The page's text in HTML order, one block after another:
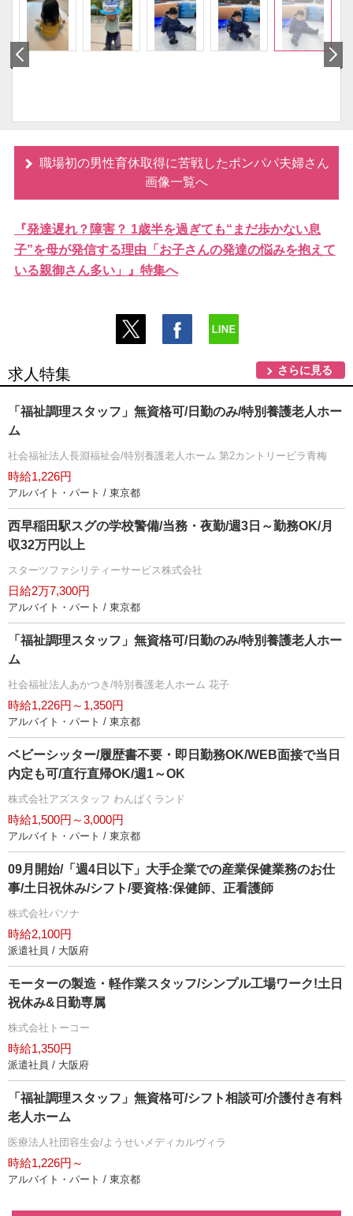
職場初の男性育休取得に苦戦したポンパパ夫婦さん
画像一覧へ
『発達遅れ？障害？ 1歳半を過ぎても“まだ歩かない息
子”を母が発信する理由「お子さんの発達の悩みを抱えて
いる親御さん多い」』特集へ
求人特集 さらに見る
「福祉調理スタッフ」無資格可/日勤のみ/特別養護老人ホー
ム
社会福祉法人長淵福祉会/特別養護老人ホーム 第2カントリービラ青梅
時給1,226円
アルバイト・パート / 東京都
西早稲田駅スグの学校警備/当務・夜勤/週3日～勤務OK/月
収32万円以上
スターツファシリティーサービス株式会社
日給2万7,300円
アルバイト・パート / 東京都
「福祉調理スタッフ」無資格可/日勤のみ/特別養護老人ホー
ム
社会福祉法人あかつき/特別養護老人ホーム 花子
時給1,226円～1,350円
アルバイト・パート / 東京都
ベビーシッター/履歴書不要・即日勤務OK/WEB面接で当日
内定も可/直行直帰OK/週1～OK
株式会社アズスタッフ わんぱくランド
時給1,500円～3,000円
アルバイト・パート / 東京都
09月開始/「週4日以下」大手企業での産業保健業務のお仕
事/土日祝休み/シフト/要資格:保健師、正看護師
株式会社パソナ
時給2,100円
派遣社員 / 大阪府
モーターの製造・軽作業スタッフ/シンプル工場ワーク!土日
祝休み&日勤専属
株式会社トーコー
時給1,350円
派遣社員 / 大阪府
「福祉調理スタッフ」無資格可/シフト相談可/介護付き有料
老人ホーム
医療法人社団容生会/ようせいメディカルヴィラ
時給1,226円～
アルバイト・パート / 東京都